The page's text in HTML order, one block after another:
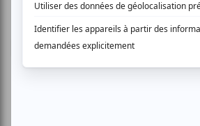
donner un avis.
Connectez-vous ici.